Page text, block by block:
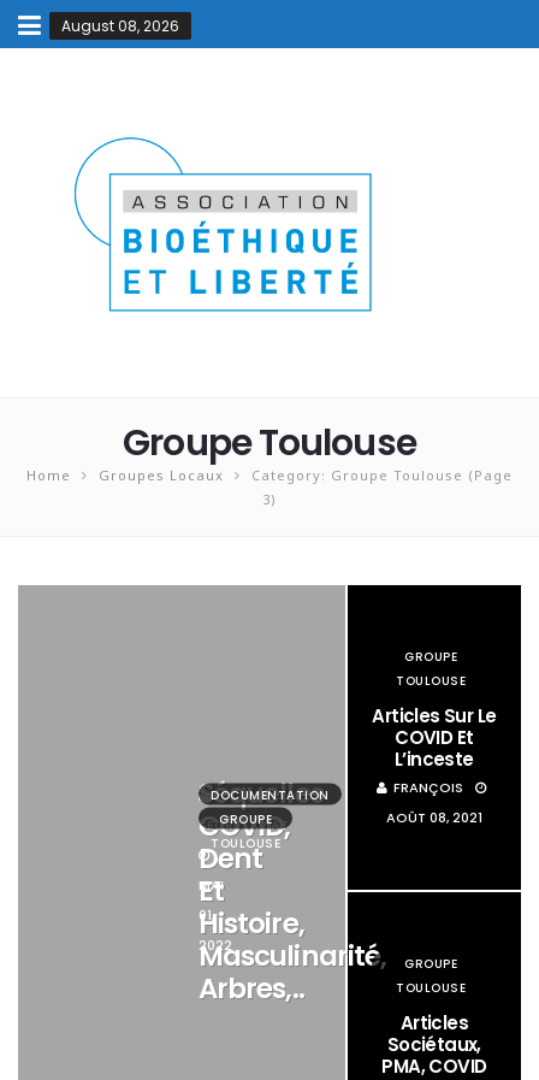
August 08, 2026
Groupe Toulouse
Home Groupes Locaux Category: Groupe Toulouse (Page
3)
DOCUMENTATION
GROUPE
TOULOUSE
Séquelles
COVID,
Dent
Et
Histoire,
Masculinarité,
Arbres,..
SECRÉTARIAT
MAI
01,
2022
GROUPE
TOULOUSE
Articles Sur Le
COVID Et
L’inceste
FRANÇOIS
AOÛT 08, 2021
GROUPE
TOULOUSE
Articles
Sociétaux,
PMA, COVID